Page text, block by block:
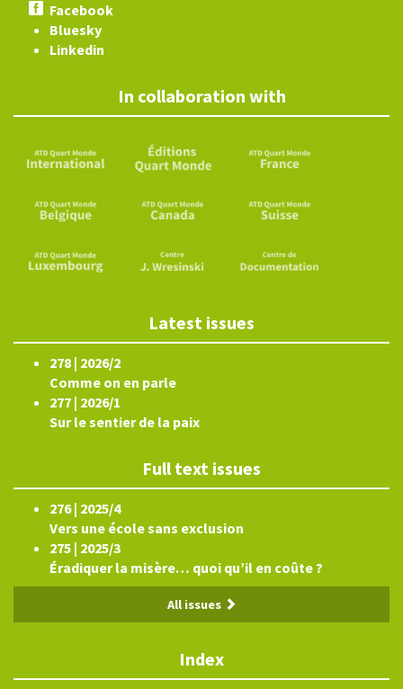
Facebook
Bluesky
Linkedin
In collaboration with
Latest issues
278 | 2026/2
Comme on en parle
277 | 2026/1
Sur le sentier de la paix
Full text issues
276 | 2025/4
Vers une école sans exclusion
275 | 2025/3
Éradiquer la misère… quoi qu’il en coûte ?
All issues
Index